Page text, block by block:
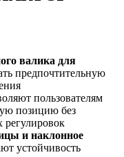
валика для
предпочтительную
пользователям
позицию без
регулировок
и наклонное
устойчивость